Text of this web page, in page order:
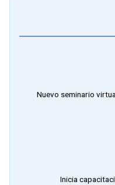
Nuevo seminario
Inicia